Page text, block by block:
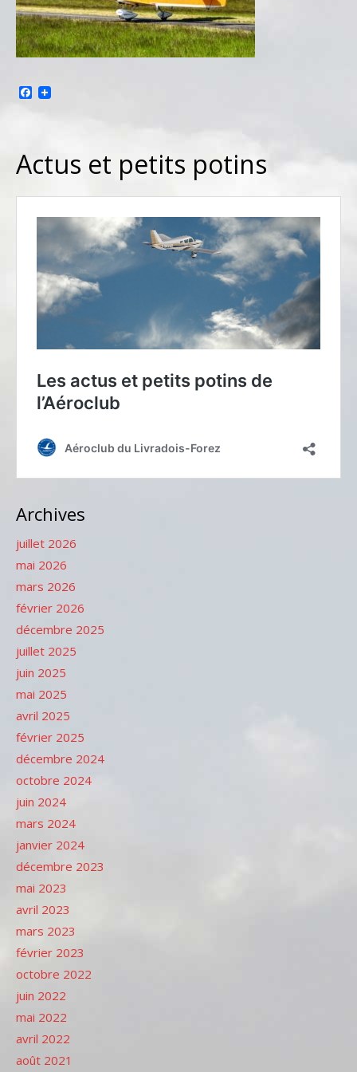
Facebook
Actus et petits potins
Archives
juillet 2026
mai 2026
mars 2026
février 2026
décembre 2025
juillet 2025
juin 2025
mai 2025
avril 2025
février 2025
décembre 2024
octobre 2024
juin 2024
mars 2024
janvier 2024
décembre 2023
mai 2023
avril 2023
mars 2023
février 2023
octobre 2022
juin 2022
mai 2022
avril 2022
août 2021